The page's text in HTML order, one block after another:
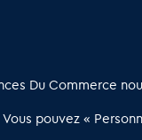
de l’immobilier
Du Commerce
Vous pouvez «